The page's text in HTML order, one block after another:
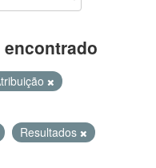
Resultados